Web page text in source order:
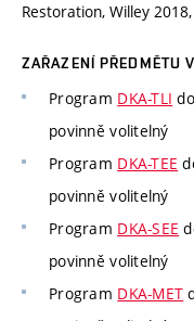
Restoration, Willey
ZAŘAZENÍ PŘEDMĚTU
Program DKA-TLI
povinně volitelný
Program DKA-TEE
povinně volitelný
Program DKA-SEE
povinně volitelný
Program DKA-MET